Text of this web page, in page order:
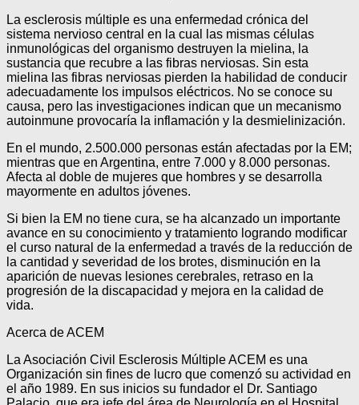
La esclerosis múltiple es una enfermedad crónica del
sistema nervioso central en la cual las mismas células
inmunológicas del organismo destruyen la mielina, la
sustancia que recubre a las fibras nerviosas. Sin esta
mielina las fibras nerviosas pierden la habilidad de conducir
adecuadamente los impulsos eléctricos. No se conoce su
causa, pero las investigaciones indican que un mecanismo
autoinmune provocaría la inflamación y la desmielinización.
En el mundo, 2.500.000 personas están afectadas por la EM;
mientras que en Argentina, entre 7.000 y 8.000 personas.
Afecta al doble de mujeres que hombres y se desarrolla
mayormente en adultos jóvenes.
Si bien la EM no tiene cura, se ha alcanzado un importante
avance en su conocimiento y tratamiento logrando modificar
el curso natural de la enfermedad a través de la reducción de
la cantidad y severidad de los brotes, disminución en la
aparición de nuevas lesiones cerebrales, retraso en la
progresión de la discapacidad y mejora en la calidad de
vida.
Acerca de ACEM
La Asociación Civil Esclerosis Múltiple ACEM es una
Organización sin fines de lucro que comenzó su actividad en
el año 1989. En sus inicios su fundador el Dr. Santiago